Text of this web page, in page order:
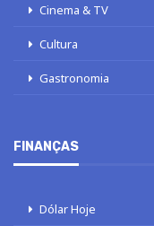
Cinema & TV
Cultura
Gastronomia
FINANÇAS
Dólar Hoje